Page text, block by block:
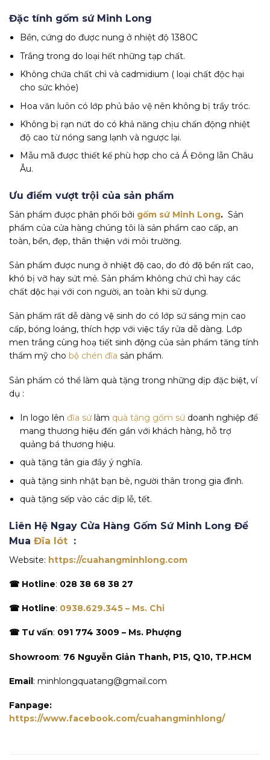
Đặc tính gốm sứ Minh Long
Bền, cứng do được nung ở nhiệt độ 1380C
Trắng trong do loại hết những tạp chất.
Không chứa chất chì và cadmidium ( loại chất độc hại
cho sức khỏe)
Hoa văn luôn có lớp phủ bảo vệ nên không bị trầy tróc.
Không bị rạn nứt do có khả năng chịu chấn động nhiệt
độ cao từ nóng sang lạnh và ngược lại.
Mẫu mã được thiết kế phù hợp cho cả Á Đông lẫn Châu
Âu.
Ưu điểm vượt trội của sản phẩm
Sản phẩm được phân phối bởi gốm sứ Minh Long. Sản
phẩm của cửa hàng chúng tôi là sản phẩm cao cấp, an
toàn, bền, đẹp, thân thiện với môi trường.
Sản phẩm được nung ở nhiệt độ cao, do đó độ bền rất cao,
khó bị vỡ hay sứt mẻ. Sản phẩm không chứ chì hay các
chất dộc hại với con người, an toàn khi sử dụng.
Sản phẩm rất dễ dàng vệ sinh do có lớp sứ sáng mịn cao
cấp, bóng loáng, thích hợp với việc tẩy rửa dễ dàng. Lớp
men trắng cùng hoạ tiết sinh động của sản phẩm tăng tính
thẩm mỹ cho bộ chén đĩa sản phẩm.
Sản phẩm có thể làm quà tặng trong những dịp đặc biệt, ví
dụ :
In logo lênđĩa sứlàm quà tặng gốm sứdoanh nghiệp để
mang thương hiệu đến gần với khách hàng, hỗ trợ
quảng bá thương hiệu.
quà tặng tân gia đầy ý nghĩa.
quà tặng sinh nhật bạn bè, người thân trong gia đình.
quà tặng sếp vào các dịp lễ, tết.
Liên Hệ Ngay Cửa Hàng Gốm Sứ Minh Long Để
Mua Đĩa lót :
Website: https://cuahangminhlong.com
☎ Hotline: 028 38 68 38 27
☎ Hotline: 0938.629.345 – Ms. Chi
☎ Tư vấn: 091 774 3009 – Ms. Phượng
Showroom: 76 Nguyễn Giản Thanh, P15, Q10, TP.HCM
Email: minhlongquatang@gmail.com
Fanpage:
https://www.facebook.com/cuahangminhlong/